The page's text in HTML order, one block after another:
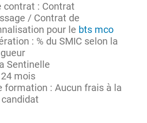
contrat : Contrat
/ Contrat de
pour le bts mco
: % du SMIC selon la
Sentinelle
mois
formation : Aucun frais à la